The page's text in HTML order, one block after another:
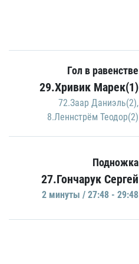
Гол в равенстве
29.Хривик Марек(1)
72.Заар Даниэль(2),
8.Леннстрём Теодор(2)
Подножка
27.Гончарук Сергей
2 минуты / 27:48 - 29:48